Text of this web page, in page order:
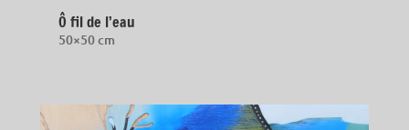
Ô fil de l’eau
50×50 cm